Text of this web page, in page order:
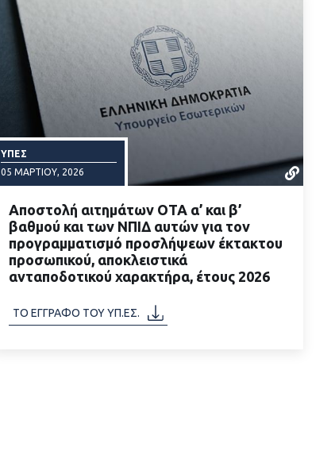
ΥΠΕΣ
05 ΜΑΡΤΊΟΥ, 2026
ΔΙΑΒΑΣΤΕ ΠΕΡΙΣΣΟΤΕΡΑ
Αποστολή αιτημάτων ΟΤΑ α’ και β’
βαθμού και των ΝΠΙΔ αυτών για τον
προγραμματισμό προσλήψεων έκτακτου
προσωπικού, αποκλειστικά
ανταποδοτικού χαρακτήρα, έτους 2026
ΤΟ ΕΓΓΡΑΦΟ ΤΟΥ ΥΠ.ΕΣ.